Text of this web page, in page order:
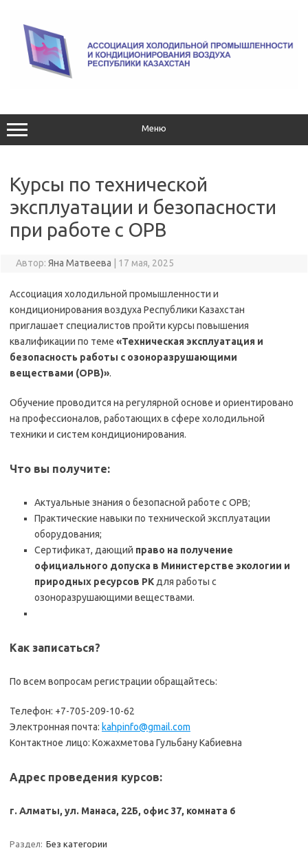
содержимому
Меню
Курсы по технической
эксплуатации и безопасности
при работе с ОРВ
Автор: Яна Матвеева 17 мая, 2025
Ассоциация холодильной промышленности и
кондиционирования воздуха Республики Казахстан
приглашает специалистов пройти курсы повышения
квалификации по теме «Техническая эксплуатация и
безопасность работы с озоноразрушающими
веществами (ОРВ)».
Обучение проводится на регулярной основе и ориентировано
на профессионалов, работающих в сфере холодильной
техники и систем кондиционирования.
Что вы получите:
Актуальные знания о безопасной работе с ОРВ;
Практические навыки по технической эксплуатации
оборудования;
Сертификат, дающий право на получение
официального допуска в Министерстве экологии и
природных ресурсов РК для работы с
озоноразрушающими веществами.
Как записаться?
По всем вопросам регистрации обращайтесь:
Телефон: +7-705-209-10-62
Электронная почта: kahpinfo@gmail.com
Контактное лицо: Кожахметова Гульбану Кабиевна
Адрес проведения курсов:
г. Алматы, ул. Манаса, 22Б, офис 37, комната 6
Раздел: Без категории